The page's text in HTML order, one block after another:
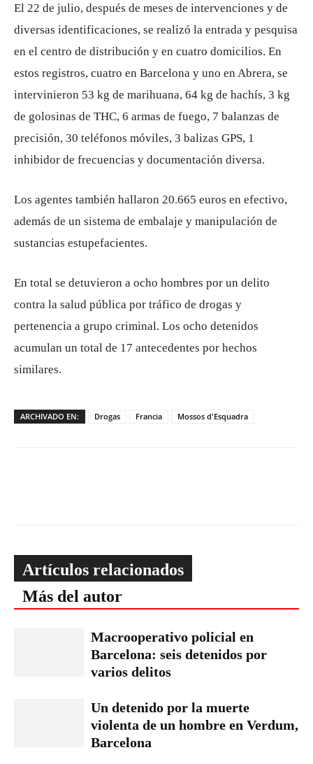
El 22 de julio, después de meses de intervenciones y de
diversas identificaciones, se realizó la entrada y pesquisa
en el centro de distribución y en cuatro domicilios. En
estos registros, cuatro en Barcelona y uno en Abrera, se
intervinieron 53 kg de marihuana, 64 kg de hachís, 3 kg
de golosinas de THC, 6 armas de fuego, 7 balanzas de
precisión, 30 teléfonos móviles, 3 balizas GPS, 1
inhibidor de frecuencias y documentación diversa.
Los agentes también hallaron 20.665 euros en efectivo,
además de un sistema de embalaje y manipulación de
sustancias estupefacientes.
En total se detuvieron a ocho hombres por un delito
contra la salud pública por tráfico de drogas y
pertenencia a grupo criminal. Los ocho detenidos
acumulan un total de 17 antecedentes por hechos
similares.
ARCHIVADO EN: Drogas Francia Mossos d'Esquadra
Artículos relacionados
Más del autor
Macrooperativo policial en
Barcelona: seis detenidos por
varios delitos
Un detenido por la muerte
violenta de un hombre en Verdum,
Barcelona